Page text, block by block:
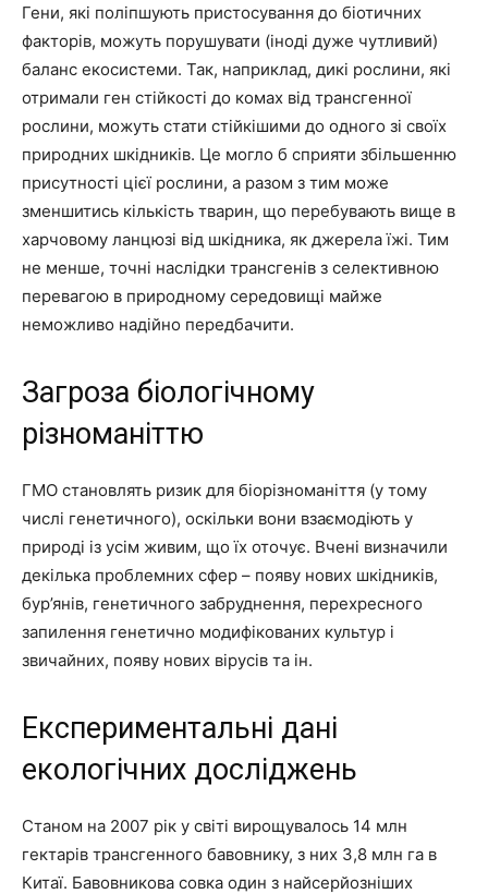
Гени, які поліпшують пристосування до біотичних
факторів, можуть порушувати (іноді дуже чутливий)
баланс екосистеми. Так, наприклад, дикі рослини, які
отримали ген стійкості до комах від трансгенної
рослини, можуть стати стійкішими до одного зі своїх
природних шкідників. Це могло б сприяти збільшенню
присутності цієї рослини, а разом з тим може
зменшитись кількість тварин, що перебувають вище в
харчовому ланцюзі від шкідника, як джерела їжі. Тим
не менше, точні наслідки трансгенів з селективною
перевагою в природному середовищі майже
неможливо надійно передбачити.
Загроза біологічному
різноманіттю
ГМО становлять ризик для біорізноманіття (у тому
числі генетичного), оскільки вони взаємодіють у
природі із усім живим, що їх оточує. Вчені визначили
декілька проблемних сфер – появу нових шкідників,
бур’янів, генетичного забруднення, перехресного
запилення генетично модифікованих культур і
звичайних, появу нових вірусів та ін.
Експериментальні дані
екологічних досліджень
Станом на 2007 рік у світі вирощувалось 14 млн
гектарів трансгенного бавовнику, з них 3,8 млн га в
Китаї. Бавовникова совка один з найсерйозніших